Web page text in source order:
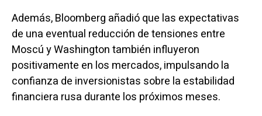
Además, Bloomberg añadió que las expectativas
de una eventual reducción de tensiones entre
Moscú y Washington también influyeron
positivamente en los mercados, impulsando la
confianza de inversionistas sobre la estabilidad
financiera rusa durante los próximos meses.